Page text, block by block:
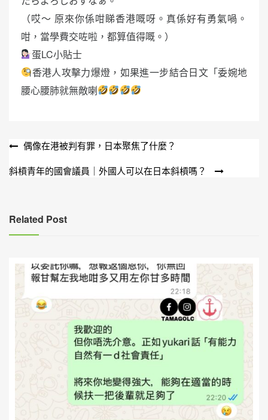
（哎～ 原來你係咁睇香港嘅呀。真係好有勇氣喎。
咁，當學費交咗啦，都算值得嘅。）
蛋LC小貼士
香港人攻擊力爆燈，如果進一步結合日文「委婉地
腰心腰肺就無敵喇
文
章
偶像在港被判有罪，日本聚焦了什麼？
斜槓青年的國會議員｜外國人可以在日本斜槓嗎？
Related Post